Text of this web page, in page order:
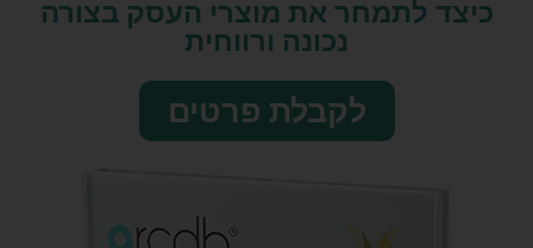
כיצד לתמחר את מוצרי העסק בצורה
נכונה ורווחית
לקבלת פרטים